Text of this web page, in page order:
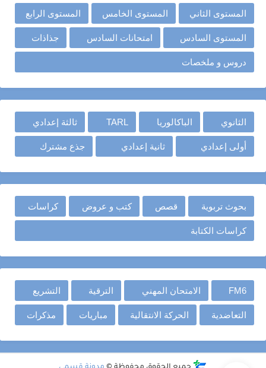
المستوى الثاني المستوى الخامس المستوى الرابع
المستوى السادس امتحانات السادس جذاذات
دروس و ملخصات
الثانوي الباكالوريا TARL ثالثة إعدادي
أولى إعدادي ثانية إعدادي جذع مشترك
بحوث تربوية قصص كتب و عروض كراسات
كراسات الكتابة
FM6 الامتحان المهني الترقية التشريع
التعاضدية الحركة الانتقالية مباريات مذكرات